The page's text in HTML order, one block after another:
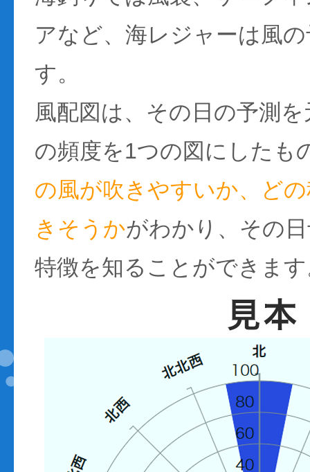
アなど、海レジャーは風
す。
風配図は、その日の予測
の頻度を1つの図にしたも
の風が吹きやすいか、ど
きそうかがわかり、その
特徴を知ることができま